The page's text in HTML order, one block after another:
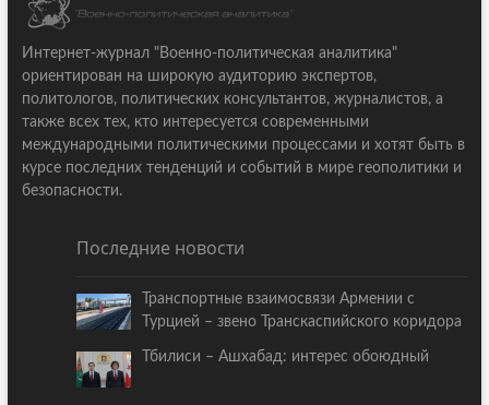
Интернет-журнал "Военно-политическая аналитика"
ориентирован на широкую аудиторию экспертов,
политологов, политических консультантов, журналистов, а
также всех тех, кто интересуется современными
международными политическими процессами и хотят быть в
курсе последних тенденций и событий в мире геополитики и
безопасности.
Последние новости
Транспортные взаимосвязи Армении с
Турцией – звено Транскаспийского коридора
Тбилиси – Ашхабад: интерес обоюдный